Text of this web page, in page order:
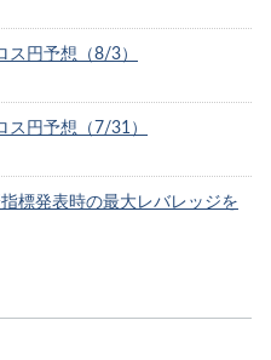
ス円予想（8/3）
ス円予想（7/31）
標発表時の最大レバレッジを